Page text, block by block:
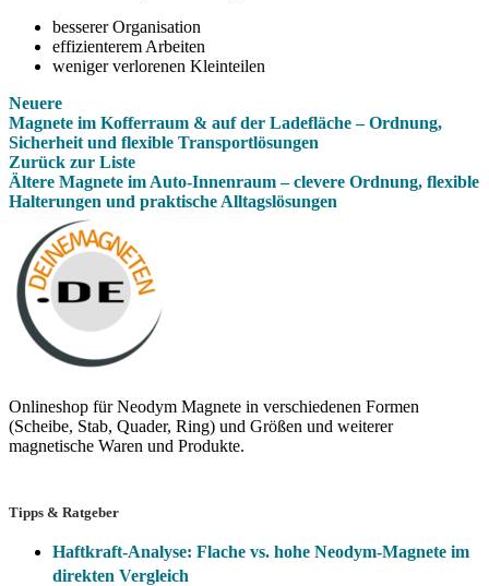
besserer Organisation
effizienterem Arbeiten
weniger verlorenen Kleinteilen
Neuere
Magnete im Kofferraum & auf der Ladefläche – Ordnung,
Sicherheit und flexible Transportlösungen
Zurück zur Liste
Ältere Magnete im Auto-Innenraum – clevere Ordnung, flexible
Halterungen und praktische Alltagslösungen
Onlineshop für Neodym Magnete in verschiedenen Formen
(Scheibe, Stab, Quader, Ring) und Größen und weiterer
magnetische Waren und Produkte.
Tipps & Ratgeber
Haftkraft-Analyse: Flache vs. hohe Neodym-Magnete im
direkten Vergleich